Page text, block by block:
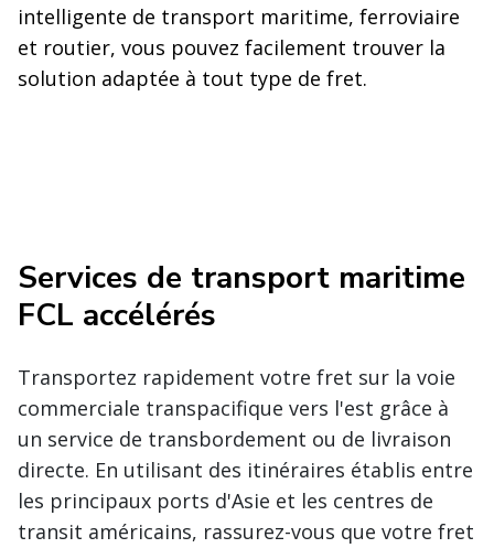
intelligente de transport maritime, ferroviaire
et routier, vous pouvez facilement trouver la
solution adaptée à tout type de fret.
Services de transport maritime
FCL accélérés
Transportez rapidement votre fret sur la voie
commerciale transpacifique vers l'est grâce à
un service de transbordement ou de livraison
directe. En utilisant des itinéraires établis entre
les principaux ports d'Asie et les centres de
transit américains, rassurez-vous que votre fret